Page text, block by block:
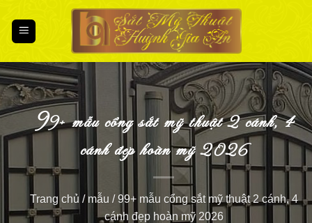
đến
nội
dung
99+ mẫu cổng sắt mỹ thuật 2 cánh, 4
cánh đẹp hoàn mỹ 2026
trang chủ / mẫu /99+ mẫu cổng sắt mỹ thuật 2 cánh, 4
cánh đẹp hoàn mỹ 2026